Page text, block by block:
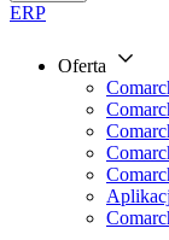
ERP
Oferta